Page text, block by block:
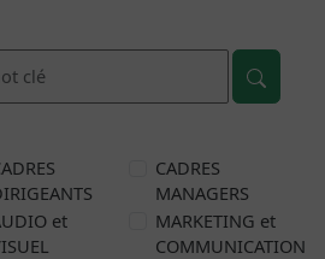
CADRES
MANAGERS
et
MARKETING et
COMMUNICATION